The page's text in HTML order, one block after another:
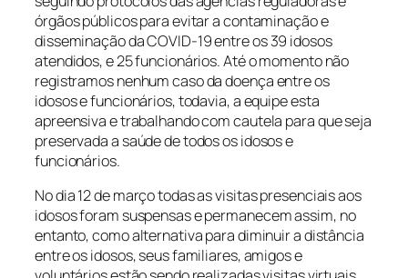
órgãos públicos para evitar a contaminação e
disseminação da COVID-19 entre os 39 idosos
atendidos, e 25 funcionários. Até o momento não
registramos nenhum caso da doença entre os
idosos e funcionários, todavia, a equipe esta
apreensiva e trabalhando com cautela para que seja
preservada a saúde de todos os idosos e
funcionários.
No dia 12 de março todas as visitas presenciais aos
idosos foram suspensas e permanecem assim, no
entanto, como alternativa para diminuir a distância
entre os idosos, seus familiares, amigos e